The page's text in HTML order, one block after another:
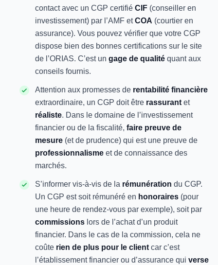
contact avec un CGP certifié CIF (conseiller en
investissement) par l’AMF etCOA (courtier en
assurance). Vous pouvez vérifier que votre CGP
dispose bien des bonnes certifications sur le site
de l’ORIAS. C’est un gage de qualité quant aux
conseils fournis.
Attention aux promesses de rentabilité financière
extraordinaire, un CGP doit être rassurant et
réaliste. Dans le domaine de l’investissement
financier ou de la fiscalité, faire preuve de
mesure (et de prudence) qui est une preuve de
professionnalisme et de connaissance des
marchés.
S’informer vis-à-vis de la rémunération du CGP.
Un CGP est soit rémunéré en honoraires (pour
une heure de rendez-vous par exemple), soit par
commissions lors de l’achat d’un produit
financier. Dans le cas de la commission, cela ne
coûte rien de plus pour le client car c’est
l’établissement financier ou d’assurance qui verse